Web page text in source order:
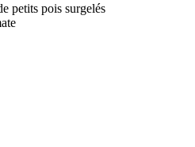
petits pois surgelés